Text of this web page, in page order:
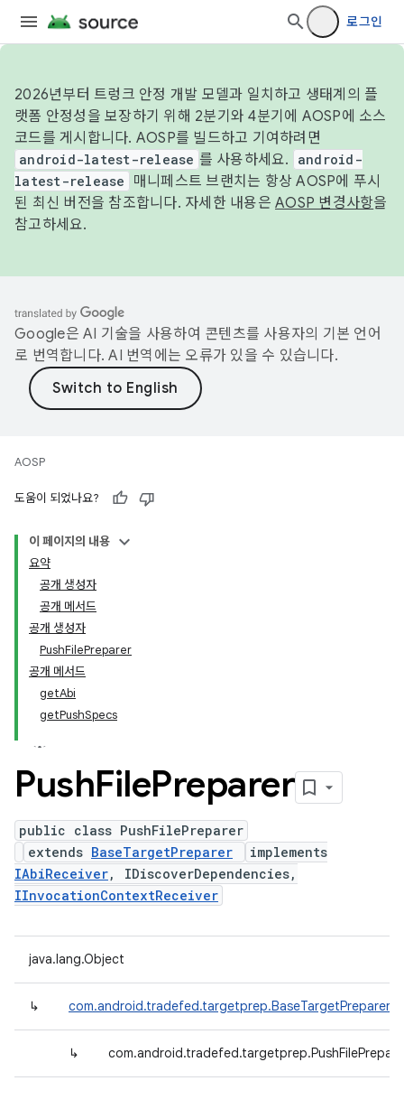
로그인
2026년부터 트렁크 안정 개발 모델과 일치하고 생태계의 플
랫폼 안정성을 보장하기 위해 2분기와 4분기에 AOSP에 소스
코드를 게시합니다. AOSP를 빌드하고 기여하려면
android-latest-release 를 사용하세요.
android-
latest-release
매니페스트 브랜치는 항상 AOSP에 푸시
된 최신 버전을 참조합니다. 자세한 내용은 AOSP 변경사항을
참고하세요.
Google은 AI 기술을 사용하여 콘텐츠를 사용자의 기본 언어
로 번역합니다. AI 번역에는 오류가 있을 수 있습니다.
AOSP
도움이 되었나요?
이 페이지의 내용
요약
공개 생성자
공개 메서드
공개 생성자
PushFilePreparer
공개 메서드
getAbi
getPushSpecs
PushFilePreparer
public class PushFilePreparer
extends BaseTargetPreparer
implements
IAbiReceiver, IDiscoverDependencies,
IInvocationContextReceiver
java.lang.Object
↳ com.android.tradefed.targetprep.BaseTargetPreparer
↳